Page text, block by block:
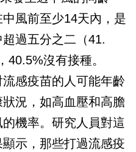
風前至少14天內，是
過五分之二（41.
40.5%沒有接種。
感疫苗的人可能年齡
況，如高血壓和高膽
機率。研究人員對這
示，那些打過流感疫